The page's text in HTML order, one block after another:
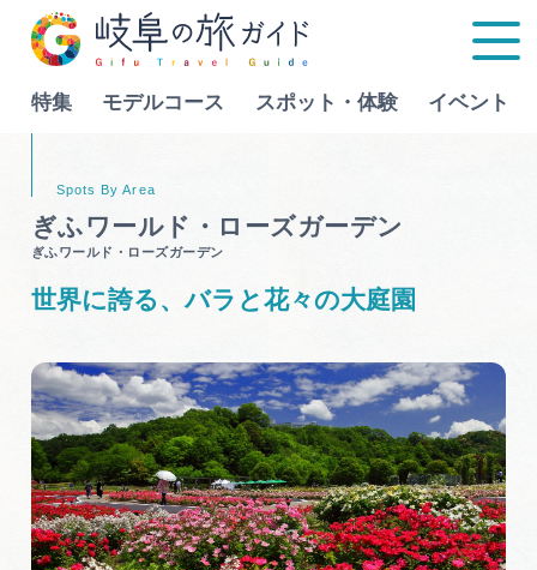
特集 モデルコース スポット・体験 イベント
スポット・体験
イベント
グルメ
Language
行きたいリストを見る
ぎふワールド・ローズガーデン
ぎふワールド・ローズガーデン
世界に誇る、バラと花々の大庭園